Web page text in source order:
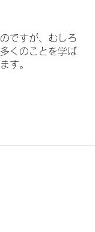
ですが、むしろ
くのことを学ば
す。